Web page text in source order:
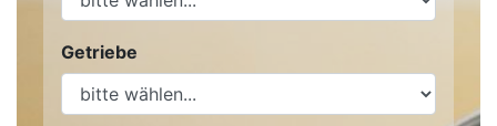
Getriebe